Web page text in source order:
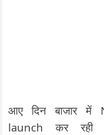
आए दिन बाजार में
launch कर